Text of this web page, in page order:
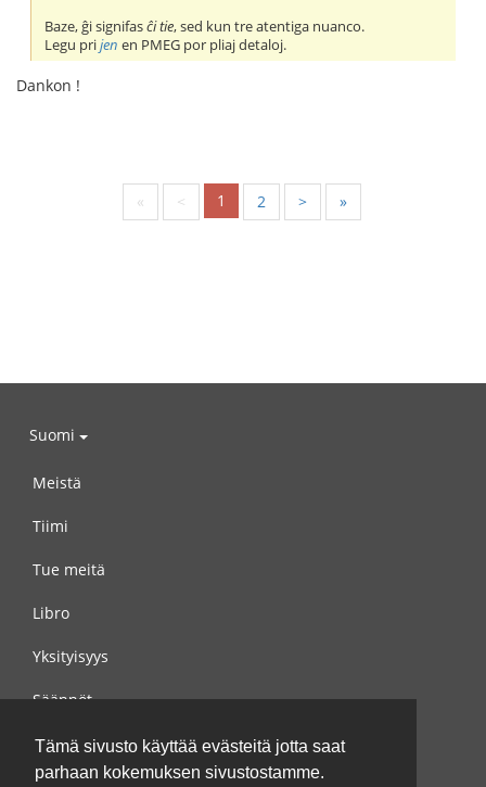
Tämä sivusto käyttää evästeitä jotta saat
parhaan kokemuksen sivustostamme.
Baze, ĝi signifasĉi tie, sed kun tre atentiga nuanco.
Legu prijen en PMEG por pliaj detaloj.
Dankon !
« < 1 2 > »
Suomi
Meistä
Tiimi
Tue meitä
Libro
Yksityisyys
Säännöt
Ota yhteyttä meihin